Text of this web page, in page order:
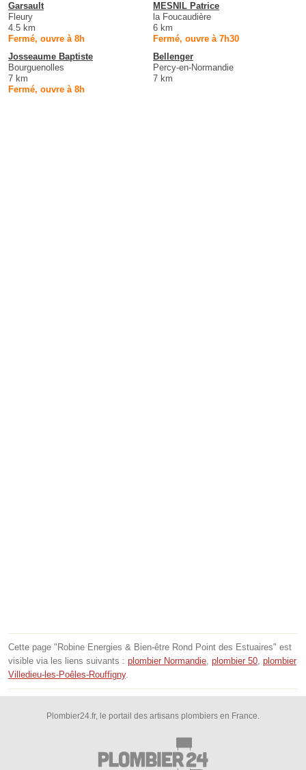
Garsault
Fleury
4.5 km
Fermé, ouvre à 8h
MESNIL Patrice
la Foucaudière
6 km
Fermé, ouvre à 7h30
Josseaume Baptiste
Bourguenolles
7 km
Fermé, ouvre à 8h
Bellenger
Percy-en-Normandie
7 km
Cette page "Robine Energies & Bien-être Rond Point des Estuaires" est
visible via les liens suivants : plombier Normandie, plombier 50, plombier
Villedieu-les-Poêles-Rouffigny.
Plombier24.fr, le portail des artisans plombiers en France.